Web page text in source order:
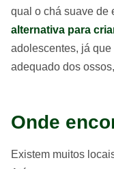
qual o chá suave de
alternativa para
adolescentes, já
adequado dos
Onde
Existem muitos